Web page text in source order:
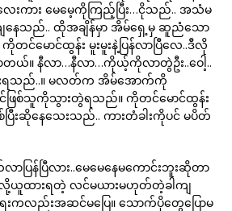
ေးကား မေမေ့ကိုကြည့်ပြီး…ငိုသည်.. အသံမ
သည်.. ထိုအချိန်မှာ အိမ်ရှေ့မှ ဆူညံသော
င်မောင်ထွန်း မူးမူးနဲ့ပြန်လာပြီလေ..ဒီလို
လာတယ်။ နီလာ…နီလာ…ကိုယ့်ကိုလာတွဲဦး..ဝေါ့..
းရသည်..။ မလတ်က အိမ်အောက်ကို
င်ဖြစ်သူကိုသွားတွဲရသည်။ ကိုတင်မောင်ထွန်း
ြီးဆိုနေသေးသည်.. ကားတံခါးကိုပင် မပိတ်
ြန်ပြီလား..မေမေနေမကောင်းဘူးဆိုတာ
ယူထားရတဲ့ လင်မယားမဟုတ်တဲ့ခါကျ
ကလည်းအဆင်မပြေ။ သောက်ပိုတွေပြောမ